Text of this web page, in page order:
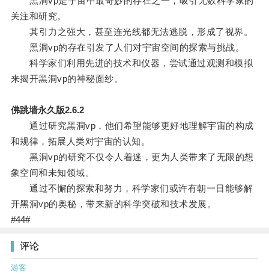
关注和研究。
其引力之强大，甚至连光线都无法逃脱，形成了视界。
黑洞vp的存在引发了人们对宇宙空间的探索与挑战。
科学家们利用先进的技术和仪器，尝试通过观测和模拟
来揭开黑洞vp的神秘面纱。
佛跳墙永久版2.6.2
通过研究黑洞vp，他们希望能够更好地理解宇宙的构成
和规律，拓展人类对宇宙的认知。
黑洞vp的研究不仅令人着迷，更为人类带来了无限的想
象空间和未知领域。
通过不懈的探索和努力，科学家们或许有朝一日能够解
开黑洞vp的奥秘，带来新的科学突破和技术发展。
#44#
评论
游客